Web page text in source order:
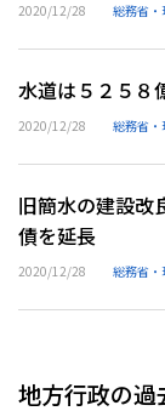
2020/12/28 総務省・
水道は５２５
2020/12/28 総務省・
旧簡水の建設
債を延長
2020/12/28 総務省・
地方行政の過